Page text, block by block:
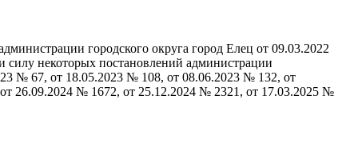
городского округа город Елец от 09.03.2022
некоторых постановлений администрации
№ 67, от 18.05.2023 № 108, от 08.06.2023 № 132, от
26.09.2024 № 1672, от 25.12.2024 № 2321, от 17.03.2025 №